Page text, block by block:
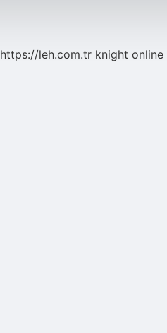
https://leh.com.tr knight online